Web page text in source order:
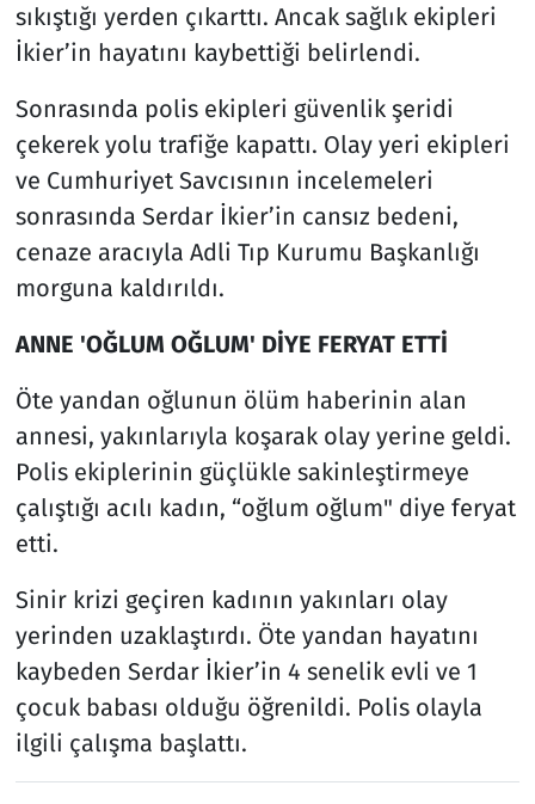
sıkıştığı yerden çıkarttı. Ancak sağlık ekipleri
İkier’in hayatını kaybettiği belirlendi.
Sonrasında polis ekipleri güvenlik şeridi
çekerek yolu trafiğe kapattı. Olay yeri ekipleri
ve Cumhuriyet Savcısının incelemeleri
sonrasında Serdar İkier’in cansız bedeni,
cenaze aracıyla Adli Tıp Kurumu Başkanlığı
morguna kaldırıldı.
ANNE 'OĞLUM OĞLUM' DİYE FERYAT ETTİ
Öte yandan oğlunun ölüm haberinin alan
annesi, yakınlarıyla koşarak olay yerine geldi.
Polis ekiplerinin güçlükle sakinleştirmeye
çalıştığı acılı kadın, “oğlum oğlum" diye feryat
etti.
Sinir krizi geçiren kadının yakınları olay
yerinden uzaklaştırdı. Öte yandan hayatını
kaybeden Serdar İkier’in 4 senelik evli ve 1
çocuk babası olduğu öğrenildi. Polis olayla
ilgili çalışma başlattı.